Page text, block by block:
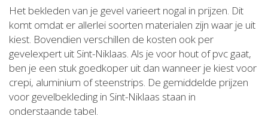
Het bekleden van je gevel varieert nogal in prijzen. Dit
komt omdat er allerlei soorten materialen zijn waar je uit
kiest. Bovendien verschillen de kosten ook per
gevelexpert uit Sint-Niklaas. Als je voor hout of pvc gaat,
ben je een stuk goedkoper uit dan wanneer je kiest voor
crepi, aluminium of steenstrips. De gemiddelde prijzen
voor gevelbekleding in Sint-Niklaas staan in
onderstaande tabel.